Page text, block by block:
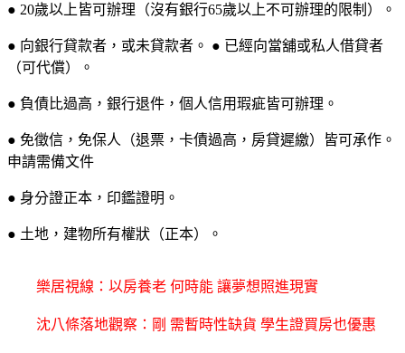
● 20歲以上皆可辦理（沒有銀行65歲以上不可辦理的限制）。
● 向銀行貸款者，或未貸款者。 ● 已經向當舖或私人借貸者
（可代償）。
● 負債比過高，銀行退件，個人信用瑕疵皆可辦理。
● 免徵信，免保人（退票，卡債過高，房貸遲繳）皆可承作。
申請需備文件
● 身分證正本，印鑑證明。
● 土地，建物所有權狀（正本）。
樂居視線：以房養老 何時能 讓夢想照進現實
沈八條落地觀察：剛 需暫時性缺貨 學生證買房也優惠